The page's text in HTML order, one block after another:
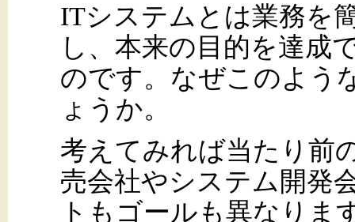
ITシステムとは業務を
し、本来の目的を達成
のです。なぜこのよう
ょうか。
考えてみれば当たり前
売会社やシステム開発
トもゴールも異なりま